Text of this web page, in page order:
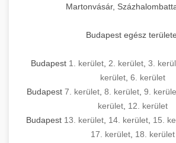
Martonvásár,
Budapest egész
Budapest 1. kerület 2. kerület 3.
kerület 6. kerület
Budapest 7. kerület, 8. kerület, 9.
kerület 12. kerület
Budapest 13. kerület 14. kerület 15.
17. kerület 18. kerület